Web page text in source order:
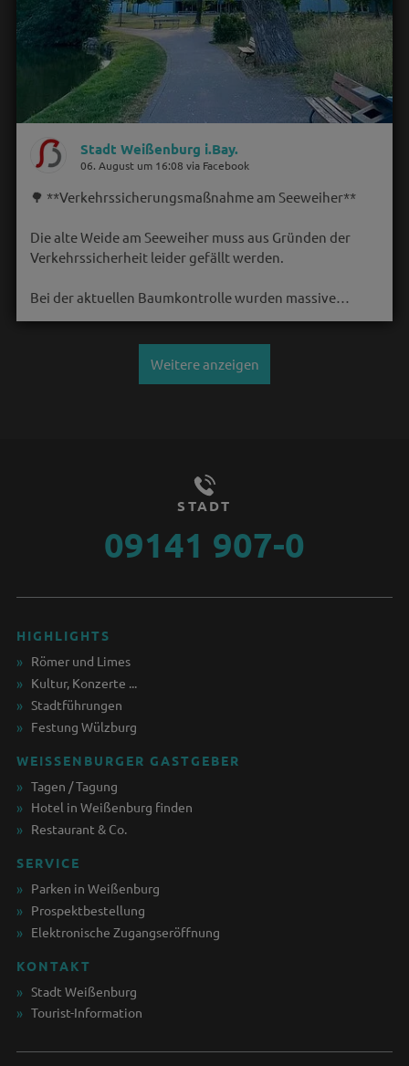
Stadt Weißenburg i.Bay.
06. August um 16:08 via Facebook
🌳 **Verkehrssicherungsmaßnahme am Seeweiher**
Die alte Weide am Seeweiher muss aus Gründen der
Verkehrssicherheit leider gefällt werden.
Bei der aktuellen Baumkontrolle wurden massive…
Weitere anzeigen
STADT
09141 907-0
HIGHLIGHTS
Römer und Limes
Kultur, Konzerte ...
Stadtführungen
Festung Wülzburg
WEISSENBURGER GASTGEBER
Tagen / Tagung
Hotel in Weißenburg finden
Restaurant & Co.
SERVICE
Parken in Weißenburg
Prospektbestellung
Elektronische Zugangseröffnung
KONTAKT
Stadt Weißenburg
Tourist-Information